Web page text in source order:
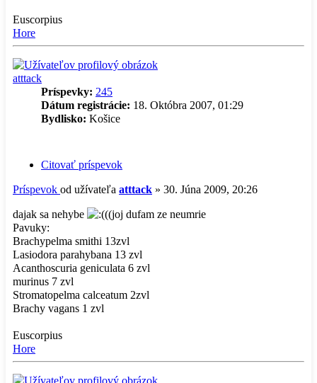
Euscorpius
Hore
atttack
Príspevky: 245
Dátum registrácie: 18. Októbra 2007, 01:29
Bydlisko: Košice
Citovať príspevok
Príspevok od užívateľa atttack » 30. Júna 2009, 20:26
dajak sa nehybe
((joj dufam ze neumrie
Pavuky:
Brachypelma smithi 13zvl
Lasiodora parahybana 13 zvl
Acanthoscuria geniculata 6 zvl
murinus 7 zvl
Stromatopelma calceatum 2zvl
Brachy vagans 1 zvl
Euscorpius
Hore